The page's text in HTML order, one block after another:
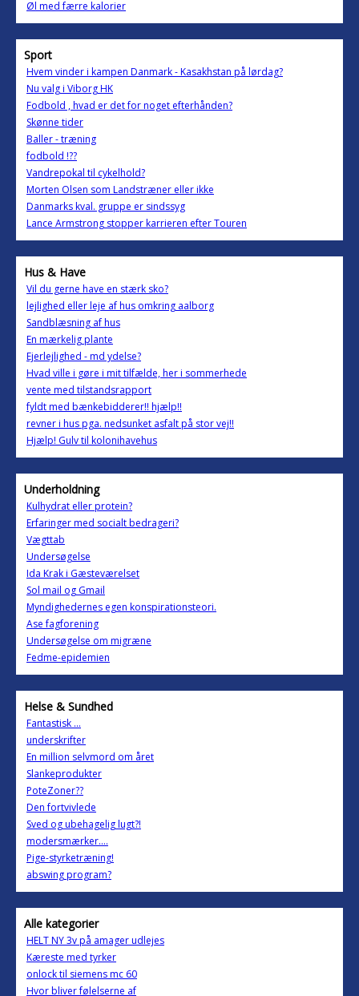
Øl med færre kalorier
Sport
Hvem vinder i kampen Danmark - Kasakhstan på lørdag?
Nu valg i Viborg HK
Fodbold , hvad er det for noget efterhånden?
Skønne tider
Baller - træning
fodbold !??
Vandrepokal til cykelhold?
Morten Olsen som Landstræner eller ikke
Danmarks kval. gruppe er sindssyg
Lance Armstrong stopper karrieren efter Touren
Hus & Have
Vil du gerne have en stærk sko?
lejlighed eller leje af hus omkring aalborg
Sandblæsning af hus
En mærkelig plante
Ejerlejlighed - md ydelse?
Hvad ville i gøre i mit tilfælde, her i sommerhede
vente med tilstandsrapport
fyldt med bænkebidderer!! hjælp!!
revner i hus pga. nedsunket asfalt på stor vej!!
Hjælp! Gulv til kolonihavehus
Underholdning
Kulhydrat eller protein?
Erfaringer med socialt bedrageri?
Vægttab
Undersøgelse
Ida Krak i Gæsteværelset
Sol mail og Gmail
Myndighedernes egen konspirationsteori.
Ase fagforening
Undersøgelse om migræne
Fedme-epidemien
Helse & Sundhed
Fantastisk ...
underskrifter
En million selvmord om året
Slankeprodukter
PoteZoner??
Den fortvivlede
Sved og ubehagelig lugt?!
modersmærker....
Pige-styrketræning!
abswing program?
Alle kategorier
HELT NY 3v på amager udlejes
Kæreste med tyrker
onlock til siemens mc 60
Hvor bliver følelserne af